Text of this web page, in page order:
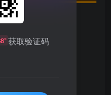
获取验证码